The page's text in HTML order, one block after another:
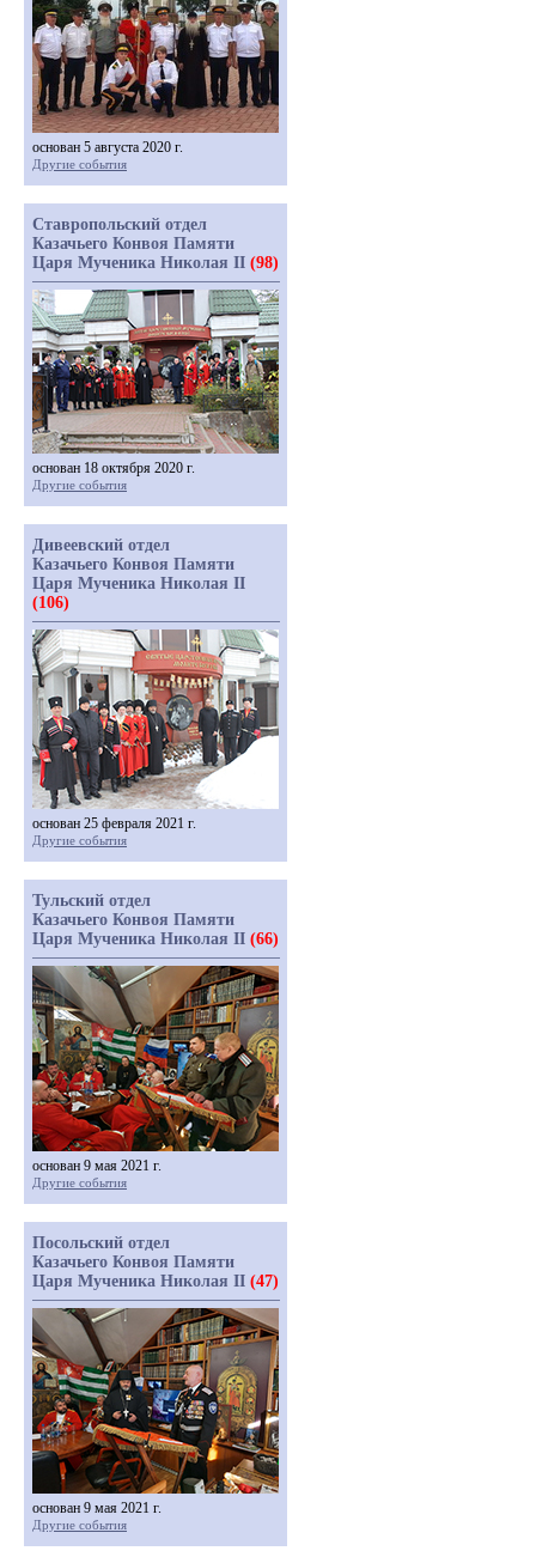
основан 5 августа 2020 г.
Другие события
Ставропольский отдел
Казачьего Конвоя Памяти
Царя Мученика Николая II (98)
основан 18 октября 2020 г.
Другие события
Дивеевский отдел
Казачьего Конвоя Памяти
Царя Мученика Николая II
(106)
основан 25 февраля 2021 г.
Другие события
Тульский отдел
Казачьего Конвоя Памяти
Царя Мученика Николая II (66)
основан 9 мая 2021 г.
Другие события
Посольский отдел
Казачьего Конвоя Памяти
Царя Мученика Николая II (47)
основан 9 мая 2021 г.
Другие события